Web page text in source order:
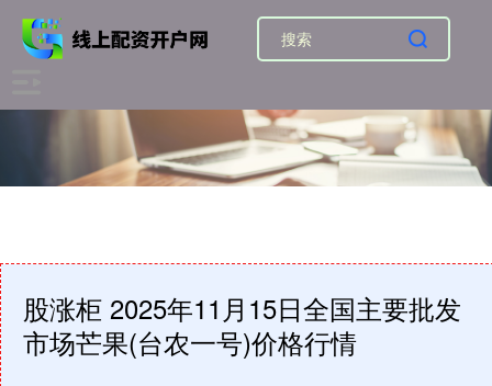
股涨柜 2025年11月15日全国主要批发
市场芒果(台农一号)价格行情